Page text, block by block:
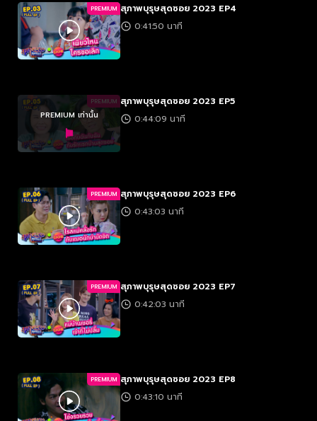
PREMIUM สุภาพบุรุษสุดซอย 2023 EP4
0:41:50 นาที
PREMIUM
PREMIUM เท่านั้น
สุภาพบุรุษสุดซอย 2023 EP5
0:44:09 นาที
PREMIUM สุภาพบุรุษสุดซอย 2023 EP6
0:43:03 นาที
PREMIUM สุภาพบุรุษสุดซอย 2023 EP7
0:42:03 นาที
PREMIUM สุภาพบุรุษสุดซอย 2023 EP8
0:43:10 นาที